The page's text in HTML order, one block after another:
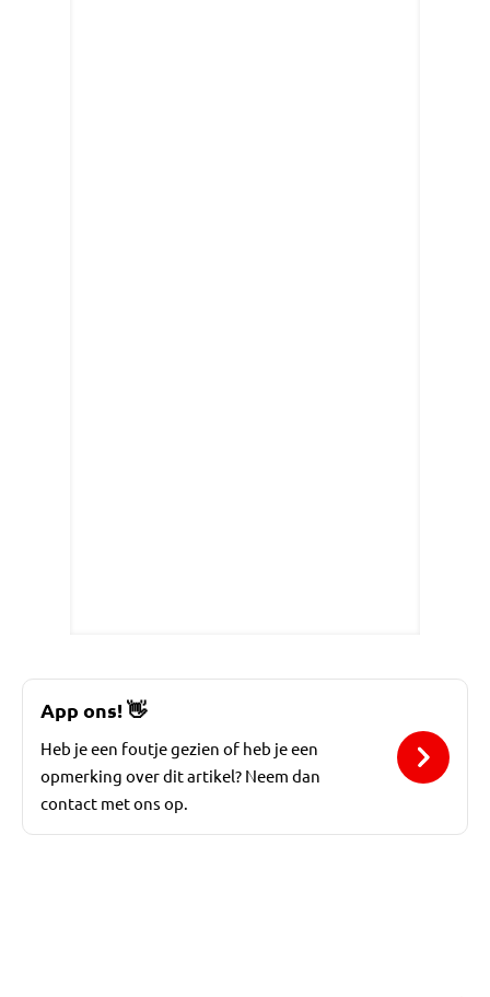
App ons!👋
Heb je een foutje gezien of heb je een
opmerking over dit artikel? Neem dan
contact met ons op.